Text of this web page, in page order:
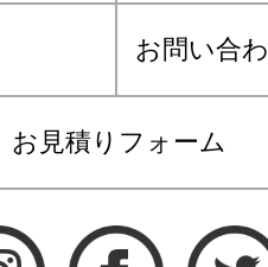
お問い合
お見積りフォーム